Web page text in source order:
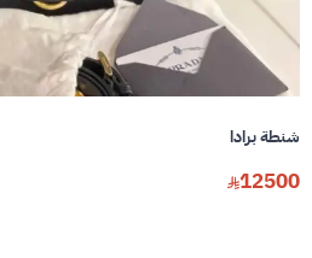
شنطة برادا
12500